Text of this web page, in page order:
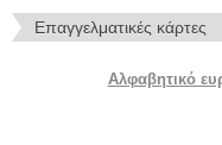
Επαγγελματικές κάρτες
Αλφαβητικό